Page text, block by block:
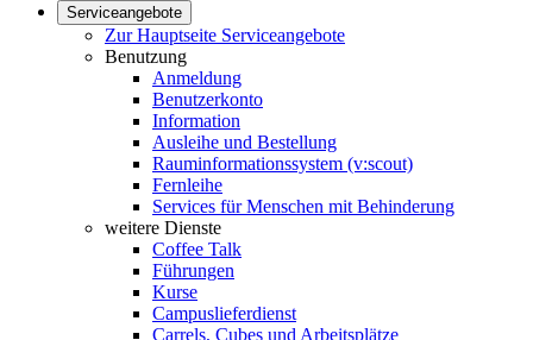
Serviceangebote
Zur Hauptseite Serviceangebote
Benutzung
Anmeldung
Benutzerkonto
Information
Ausleihe und Bestellung
Rauminformationssystem (v:scout)
Fernleihe
Services für Menschen mit Behinderung
weitere Dienste
Coffee Talk
Führungen
Kurse
Campuslieferdienst
Carrels, Cubes und Arbeitsplätze